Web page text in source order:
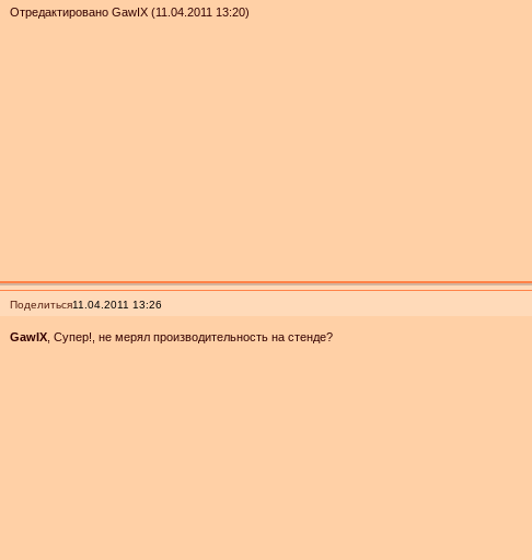
Отредактировано GawIX (11.04.2011 13:20)
Поделиться11.04.2011 13:26
GawIX , Супер!, не мерял производительность на стенде?